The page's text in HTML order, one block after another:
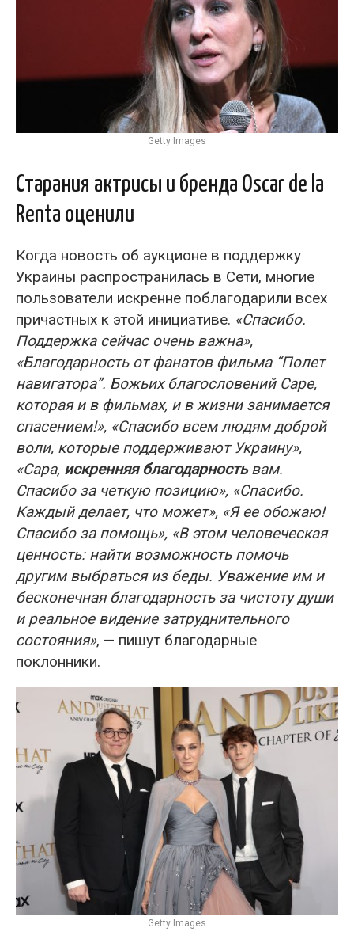
Getty Images
Старания актрисы и бренда Oscar de la
Renta оценили
Когда новость об аукционе в поддержку
Украины распространилась в Сети, многие
пользователи искренне поблагодарили всех
причастных к этой инициативе. «Спасибо.
Поддержка сейчас очень важна»,
«Благодарность от фанатов фильма “Полет
навигатора”. Божьих благословений Саре,
которая и в фильмах, и в жизни занимается
спасением!», «Спасибо всем людям доброй
воли, которые поддерживают Украину»,
«Сара, искренняя благодарностьвам.
Спасибо за четкую позицию», «Спасибо.
Каждый делает, что может», «Я ее обожаю!
Спасибо за помощь», «В этом человеческая
ценность: найти возможность помочь
другим выбраться из беды. Уважение им и
бесконечная благодарность за чистоту души
и реальное видение затруднительного
состояния», — пишут благодарные
поклонники.
Getty Images